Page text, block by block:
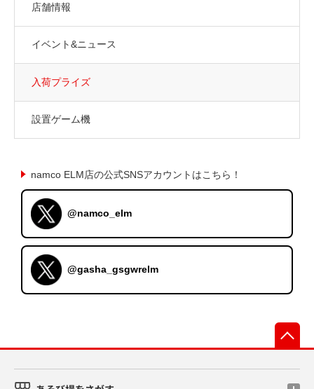
店舗情報
イベント&ニュース
入荷プライズ
設置ゲーム機
namco ELM店の公式SNSアカウントはこちら！
@namco_elm
@gasha_gsgwrelm